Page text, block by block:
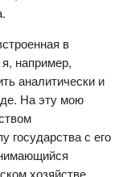
в
например,
аналитически и
На эту мою
государства с его